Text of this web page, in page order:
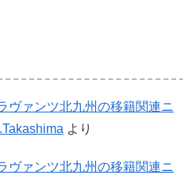
ヴァンツ北九州の移籍関連ニ
より
ヴァンツ北九州の移籍関連ニ